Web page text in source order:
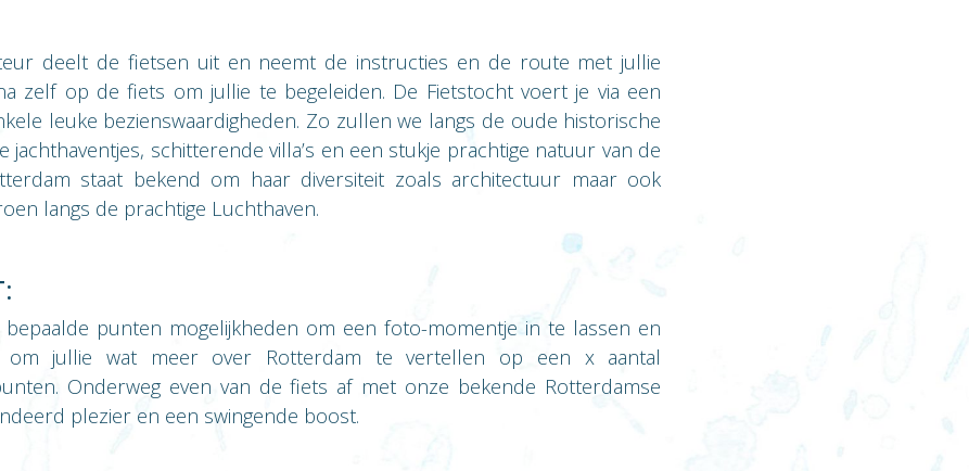
deelt de fietsen uit en neemt de instructies en de route met jullie
zelf op de fiets om jullie te begeleiden. De Fietstocht voert je via een
leuke bezienswaardigheden. Zo zullen we langs de oude historische
jachthaventjes, schitterende villa’s en een stukje prachtige natuur van de
staat bekend om haar diversiteit zoals architectuur maar ook
langs de prachtige Luchthaven.
punten mogelijkheden om een foto-momentje in te lassen en
jullie wat meer over Rotterdam te vertellen op een x aantal
Onderweg even van de fiets af met onze bekende Rotterdamse
plezier en een swingende boost.